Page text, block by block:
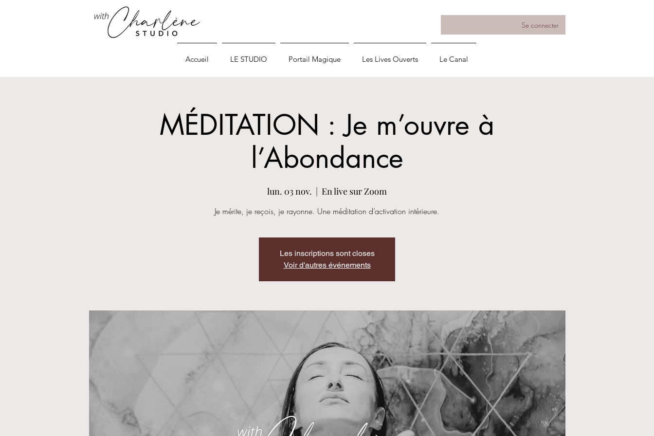
Accueil LE STUDIO Portail Magique Les Lives Ouverts Le Canal
Se connecter
MÉDITATION : Je m’ouvre à
l’Abondance
lun. 03 nov.
  |
En live sur Zoom
Je mérite, je reçois, je rayonne. Une méditation d’activation intérieure.
Les inscriptions sont closes
Voir d'autres événements